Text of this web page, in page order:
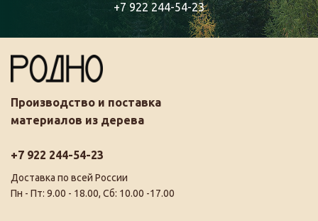
+7 922 244-54-23
Производство и поставка
материалов из дерева
+7 922 244-54-23
Доставка по всей России
Пн - Пт: 9.00 - 18.00, Сб: 10.00 -17.00